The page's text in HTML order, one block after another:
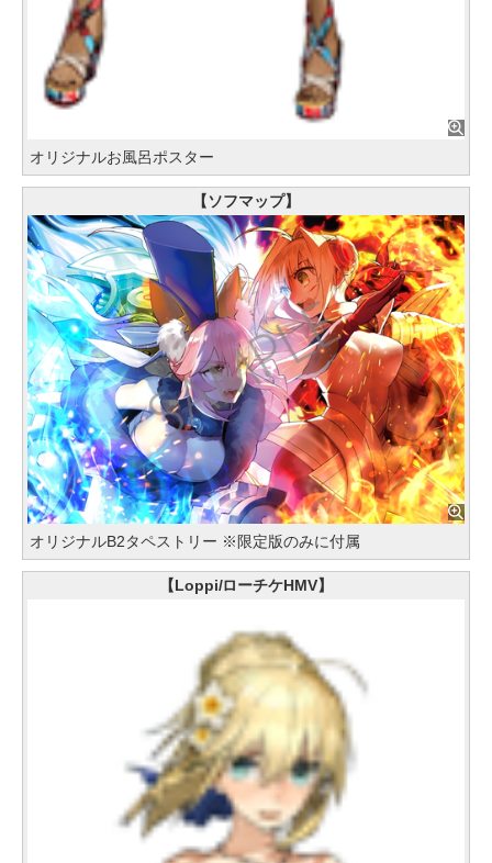
オリジナルお風呂ポスター
【ソフマップ】
オリジナルB2タペストリー ※限定版のみに付属
【Loppi/ローチケHMV】